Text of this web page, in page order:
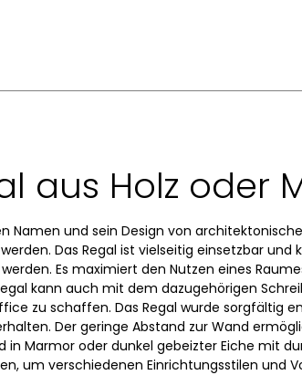
aus Holz oder
Namen und sein Design von
Das Regal ist vielseitig einsetzbar und
Es maximiert den Nutzen eines
kann auch mit dem dazugehörigen
zu schaffen. Das Regal wurde sorgfältig
Der geringe Abstand zur Wand
in Marmor oder dunkel gebeizter Eiche mit
um verschiedenen Einrichtungsstilen und